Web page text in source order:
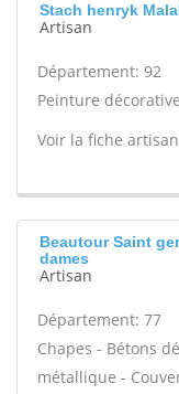
Stach henryk
Artisan
Département: 92
Peinture
Voir la fiche
Beautour Saint
dames
Artisan
Département: 77
Chapes - Bétons
métallique -